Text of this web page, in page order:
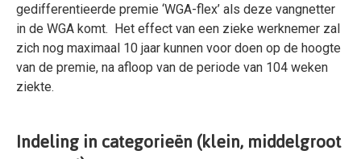
gedifferentieerde premie ‘WGA-flex’ als deze vangnetter
in de WGA komt. Het effect van een zieke werknemer zal
zich nog maximaal 10 jaar kunnen voor doen op de hoogte
van de premie, na afloop van de periode van 104 weken
ziekte.
Indeling in categorieën (klein, middelgroot